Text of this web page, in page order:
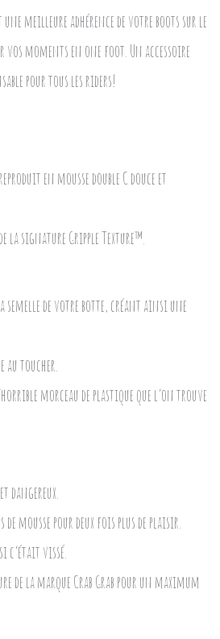
meilleure adhérence de votre boots sur le
moments en one foot. Un accessoire
pour tous les riders!
en mousse double C douce et
la signature Gripple Texture™.
semelle de votre botte, créant ainsi une
au toucher.
morceau de plastique que l’on trouve
dangereux.
de mousse pour deux fois plus de plaisir.
c’était vissé.
de la marque Crab Grab pour un maximum